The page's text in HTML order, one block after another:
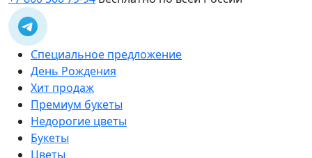
Специальное предложение
День Рождения
Хит продаж
Премиум букеты
Недорогие цветы
Букеты
Цветы